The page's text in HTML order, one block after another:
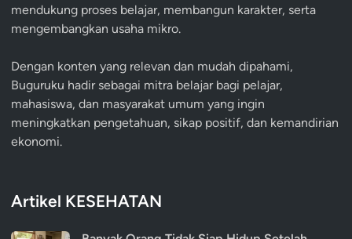
mendukung proses belajar, membangun karakter, serta
mengembangkan usaha mikro.
Dengan konten yang relevan dan mudah dipahami,
Buguruku hadir sebagai mitra belajar bagi pelajar,
mahasiswa, dan masyarakat umum yang ingin
meningkatkan pengetahuan, sikap positif, dan kemandirian
ekonomi.
Artikel KESEHATAN